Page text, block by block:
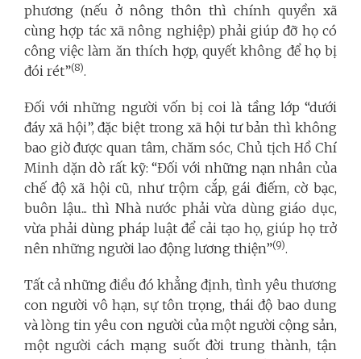
phương (nếu ở nông thôn thì chính quyền xã
cùng hợp tác xã nông nghiệp) phải giúp đỡ họ có
công việc làm ăn thích hợp, quyết không để họ bị
đói rét”(8).
Đối với những người vốn bị coi là tầng lớp “dưới
đáy xã hội”, đặc biệt trong xã hội tư bản thì không
bao giờ được quan tâm, chăm sóc, Chủ tịch Hồ Chí
Minh dặn dò rất kỹ: “Đối với những nạn nhân của
chế độ xã hội cũ, như trộm cắp, gái điếm, cờ bạc,
buôn lậu... thì Nhà nước phải vừa dùng giáo dục,
vừa phải dùng pháp luật để cải tạo họ, giúp họ trở
nên những người lao động lương thiện”(9).
Tất cả những điều đó khẳng định, tình yêu thương
con người vô hạn, sự tôn trọng, thái độ bao dung
và lòng tin yêu con người của một người cộng sản,
một người cách mạng suốt đời trung thành, tận